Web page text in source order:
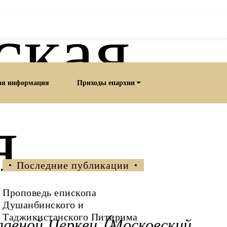
информация Приходы епархии
Последние публикации
Проповедь епископа
Душанбинского и
Таджикистанского Питирима